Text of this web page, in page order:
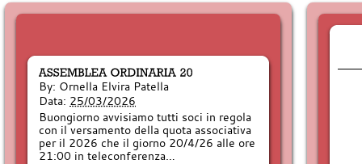
By: Ornella Elvira Patella
Data: 25/03/2026
Buongiorno avvisiamo tutti soci in regola
con il versamento della quota associativa
per il 2026 che il giorno 20/4/26 alle ore
21:00 in teleconferenza…